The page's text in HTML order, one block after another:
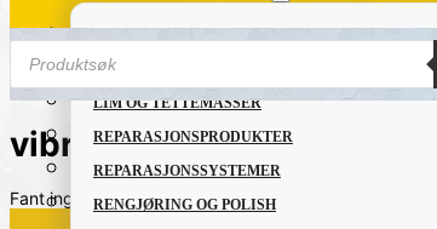
GRUNNING OG LAKK
LIM OG TETTEMASSER
REPARASJONSPRODUKTER
REPARASJONSSYSTEMER
RENGJØRING OG POLISH
Products
search
vibrasjonsdemping
Fant ingen produkter som passet med valgene dine.